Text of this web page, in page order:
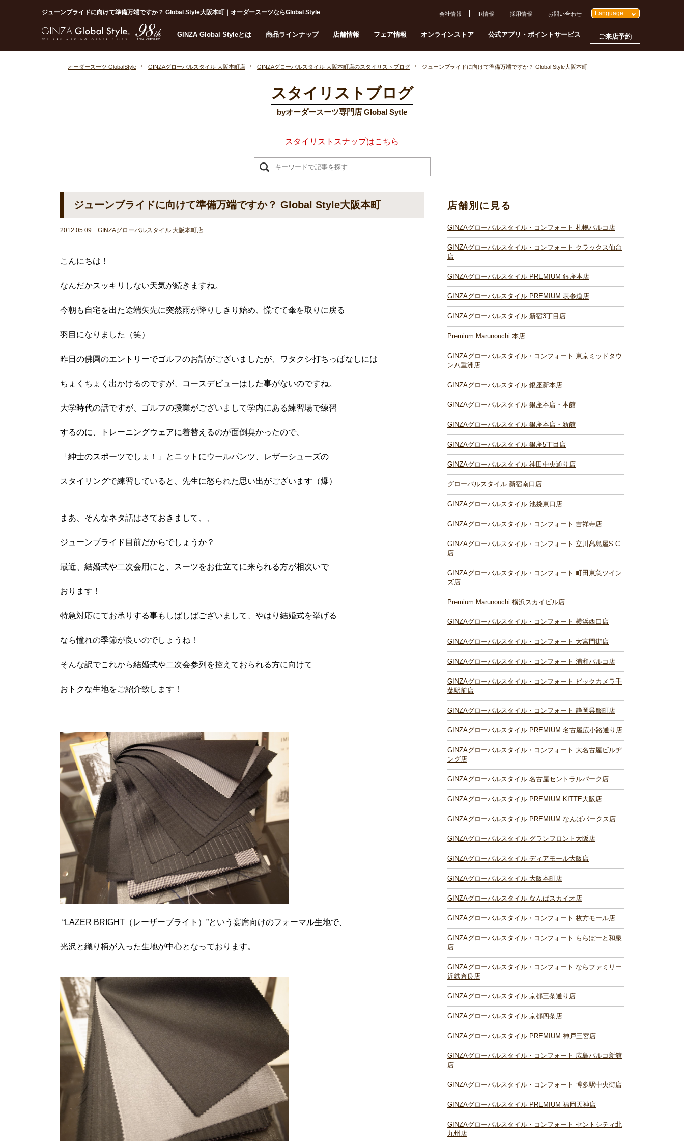
ジューンブライドに向けて準備万端ですか？ Global Style大阪本町｜オーダースーツならGlobal Style
GINZA Global Styleとは 商品ラインナップ 店舗情報 フェア情報 オンラインストア 公式アプリ・ポイントサービス ご来店予約
会社情報 IR情報 採用情報 お問い合わせ Language
オーダースーツ GlobalStyle GINZAグローバルスタイル 大阪本町店 GINZAグローバルスタイル 大阪本町店のスタイリストブログ ジューンブライドに向けて準備万端ですか？ Global Style大阪本町
スタイリストブログ
byオーダースーツ専門店 Global Sytle
スタイリストスナップはこちら
ジューンブライドに向けて準備万端ですか？ Global Style大阪本町
2012.05.09 GINZAグローバルスタイル 大阪本町店
こんにちは！
なんだかスッキリしない天気が続きますね。
今朝も自宅を出た途端矢先に突然雨が降りしきり始め、慌てて傘を取りに戻る
羽目になりました（笑）
昨日の佛圓のエントリーでゴルフのお話がございましたが、ワタクシ打ちっぱなしには
ちょくちょく出かけるのですが、コースデビューはした事がないのですね。
大学時代の話ですが、ゴルフの授業がございまして学内にある練習場で練習
するのに、トレーニングウェアに着替えるのが面倒臭かったので、
「紳士のスポーツでしょ！」とニットにウールパンツ、レザーシューズの
スタイリングで練習していると、先生に怒られた思い出がございます（爆）
まあ、そんなネタ話はさておきまして、、
ジューンブライド目前だからでしょうか？
最近、結婚式や二次会用にと、スーツをお仕立てに来られる方が相次いで
おります！
特急対応にてお承りする事もしばしばございまして、やはり結婚式を挙げる
なら憧れの季節が良いのでしょうね！
そんな訳でこれから結婚式や二次会参列を控えておられる方に向けて
おトクな生地をご紹介致します！
“LAZER BRIGHT（レーザーブライト）”という宴席向けのフォーマル生地で、
光沢と織り柄が入った生地が中心となっております。
店舗別に見る
GINZAグローバルスタイル・コンフォート 札幌パルコ店
GINZAグローバルスタイル・コンフォート クラックス仙台
店
GINZAグローバルスタイル PREMIUM 銀座本店
GINZAグローバルスタイル PREMIUM 表参道店
GINZAグローバルスタイル 新宿3丁目店
Premium Marunouchi 本店
GINZAグローバルスタイル・コンフォート 東京ミッドタウ
ン八重洲店
GINZAグローバルスタイル 銀座新本店
GINZAグローバルスタイル 銀座本店・本館
GINZAグローバルスタイル 銀座本店・新館
GINZAグローバルスタイル 銀座5丁目店
GINZAグローバルスタイル 神田中央通り店
グローバルスタイル 新宿南口店
GINZAグローバルスタイル 池袋東口店
GINZAグローバルスタイル・コンフォート 吉祥寺店
GINZAグローバルスタイル・コンフォート 立川髙島屋S.C.
店
GINZAグローバルスタイル・コンフォート 町田東急ツイン
ズ店
Premium Marunouchi 横浜スカイビル店
GINZAグローバルスタイル・コンフォート 横浜西口店
GINZAグローバルスタイル・コンフォート 大宮門街店
GINZAグローバルスタイル・コンフォート 浦和パルコ店
GINZAグローバルスタイル・コンフォート ビックカメラ千
葉駅前店
GINZAグローバルスタイル・コンフォート 静岡呉服町店
GINZAグローバルスタイル PREMIUM 名古屋広小路通り店
GINZAグローバルスタイル・コンフォート 大名古屋ビルヂ
ング店
GINZAグローバルスタイル 名古屋セントラルパーク店
GINZAグローバルスタイル PREMIUM KITTE大阪店
GINZAグローバルスタイル PREMIUM なんばパークス店
GINZAグローバルスタイル グランフロント大阪店
GINZAグローバルスタイル ディアモール大阪店
GINZAグローバルスタイル 大阪本町店
GINZAグローバルスタイル なんばスカイオ店
GINZAグローバルスタイル・コンフォート 枚方モール店
GINZAグローバルスタイル・コンフォート ららぽーと和泉
店
GINZAグローバルスタイル・コンフォート ならファミリー
近鉄奈良店
GINZAグローバルスタイル 京都三条通り店
GINZAグローバルスタイル 京都四条店
GINZAグローバルスタイル PREMIUM 神戸三宮店
GINZAグローバルスタイル・コンフォート 広島パルコ新館
店
GINZAグローバルスタイル・コンフォート 博多駅中央街店
GINZAグローバルスタイル PREMIUM 福岡天神店
GINZAグローバルスタイル・コンフォート セントシティ北
九州店